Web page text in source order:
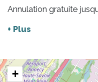
Annulation gratuite
+ Plus
+